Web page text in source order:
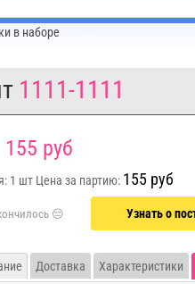
в наборе
1111-1111
155 руб
1 шт Цена за партию: 155 руб
Узнать о
Доставка Характеристики